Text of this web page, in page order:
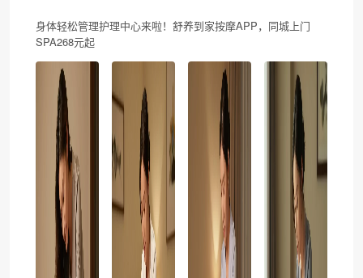
身体轻松管理护理中心来啦！舒养到家按摩APP，同城上门
SPA268元起